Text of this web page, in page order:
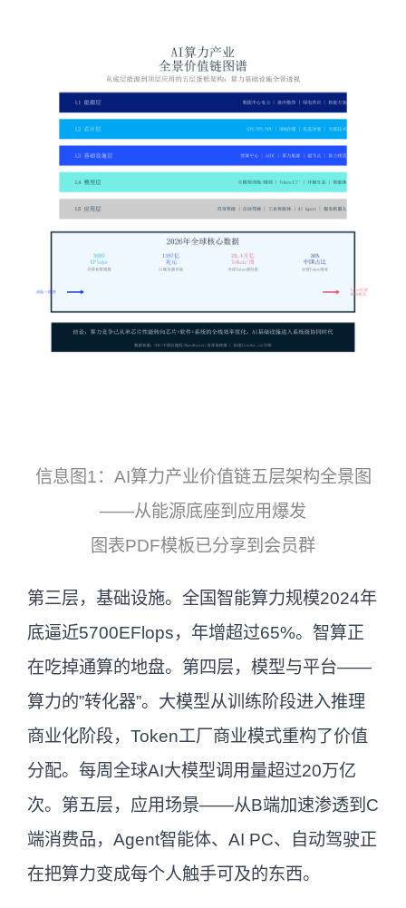
信息图1：AI算力产业价值链五层架构全景图
——从能源底座到应用爆发
图表PDF模板已分享到会员群
第三层，基础设施。全国智能算力规模2024年
底逼近5700EFlops，年增超过65%。智算正
在吃掉通算的地盘。第四层，模型与平台——
算力的”转化器”。大模型从训练阶段进入推理
商业化阶段，Token工厂商业模式重构了价值
分配。每周全球AI大模型调用量超过20万亿
次。第五层，应用场景——从B端加速渗透到C
端消费品，Agent智能体、AI PC、自动驾驶正
在把算力变成每个人触手可及的东西。